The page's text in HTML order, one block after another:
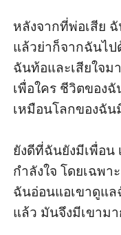
หลังจากที่พ่อเสีย
แล้วย่าก็จากฉันไป
ฉันท้อและเสียใจม
เพื่อใคร ชีวิตของ
เหมือนโลกของฉั
ยังดีที่ฉันยังมีเพื่อน
กำลังใจ โดยเฉพา
ฉันอ่อนแอเขาดูแล
แล้ว มันจึงมีเขาม